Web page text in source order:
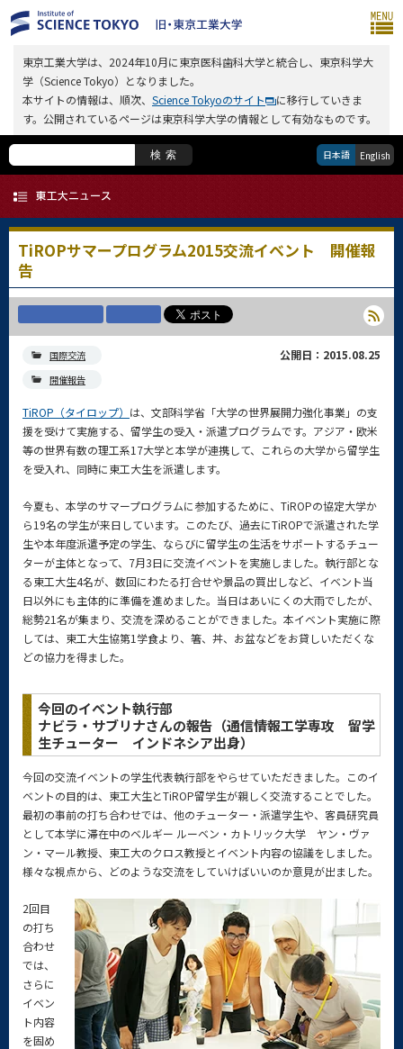
東京工業大学は、2024年10月に東京医科歯科大学と統合し、東京科学大
学（Science Tokyo）となりました。
本サイトの情報は、順次、 Science Tokyoのサイト
に移行していきま
す。公開されているページは東京科学大学の情報として有効なものです。
検索 日本語 English
TiROPサマープログラム2015交流イベント 開催報
告
国際交流
開催報告
公開日：2015.08.25
TiROP（タイロップ） は、文部科学省「大学の世界展開力強化事業」の支
援を受けて実施する、留学生の受入・派遣プログラムです。アジア・欧米
等の世界有数の理工系17大学と本学が連携して、これらの大学から留学生
を受入れ、同時に東工大生を派遣します。
今夏も、本学のサマープログラムに参加するために、TiROPの協定大学か
ら19名の学生が来日しています。このたび、過去にTiROPで派遣された学
生や本年度派遣予定の学生、ならびに留学生の生活をサポートするチュー
ターが主体となって、7月3日に交流イベントを実施しました。執行部とな
る東工大生4名が、数回にわたる打合せや景品の買出しなど、イベント当
日以外にも主体的に準備を進めました。当日はあいにくの大雨でしたが、
総勢21名が集まり、交流を深めることができました。本イベント実施に際
しては、東工大生協第1学食より、箸、丼、お盆などをお貸しいただくな
どの協力を得ました。
今回のイベント執行部
ナビラ・サブリナさんの報告（通信情報工学専攻 留学
生チューター インドネシア出身）
今回の交流イベントの学生代表執行部をやらせていただきました。このイ
ベントの目的は、東工大生とTiROP留学生が親しく交流することでした。
最初の事前の打ち合わせでは、他のチューター・派遣学生や、客員研究員
として本学に滞在中のベルギー ルーベン・カトリック大学 ヤン・ヴァ
ン・マール教授、東工大のクロス教授とイベント内容の協議をしました。
様々な視点から、どのような交流をしていけばいいのか意見が出ました。
2回目
の打ち
合わせ
では、
さらに
イベン
ト内容
を固め